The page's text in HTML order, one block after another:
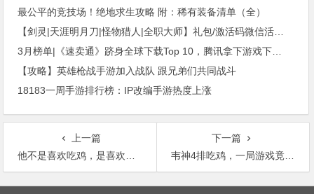
最公平的竞技场！绝地求生攻略 附：稀有装备清单（全）
【剑灵|天涯明月刀|怪物猎人|全职大师】礼包/激活码微信活动预告
3月榜单|《速卖通》跻身全球下载Top 10，腾讯拿下游戏下载收入双冠军
【攻略】英雄枪战手游加入战队 跟兄弟们共同战斗
18183一周手游排行榜：IP改编手游热度上涨
上一篇
他不是喜欢吃鸡，是喜欢游戏里的那只鸡
下一篇
韦神4排吃鸡，一局游戏竟然出现101个人
文